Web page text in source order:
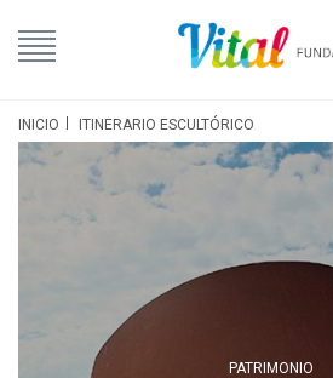
INICIO ITINERARIO ESCULTÓRICO
PATRIMONIO